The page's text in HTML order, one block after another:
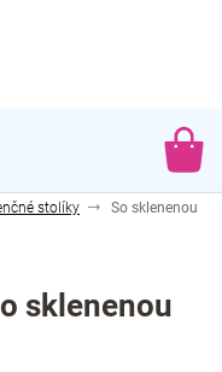
stolíky
So sklenenou
sklenenou